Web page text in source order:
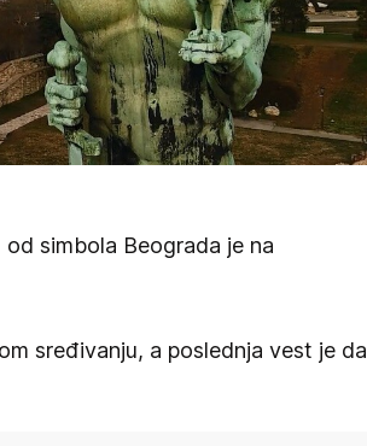
simbola Beograda je na
sređivanju, a poslednja vest je da